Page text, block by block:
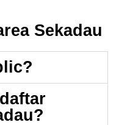
Sekadau